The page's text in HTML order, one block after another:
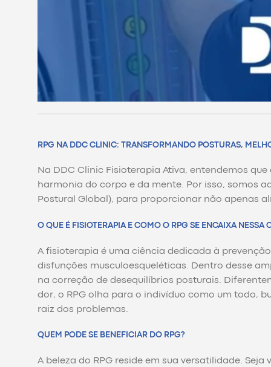
RPG NA DDC CLINIC: TRANSFORMANDO POSTURAS,
Na DDC Clinic Fisioterapia Ativa, entendemos
harmonia do corpo e da mente. Por isso, somos
Postural Global), para proporcionar não apenas
O QUE É FISIOTERAPIA E COMO O RPG SE ENCAIXA NESSA
A fisioterapia é uma ciência dedicada à
disfunções musculoesqueléticas. Dentro desse
na correção de desequilíbrios posturais.
dor, o RPG olha para o indivíduo como um todo,
raiz dos problemas.
QUEM PODE SE BENEFICIAR DO RPG?
A beleza do RPG reside em sua versatilidade.